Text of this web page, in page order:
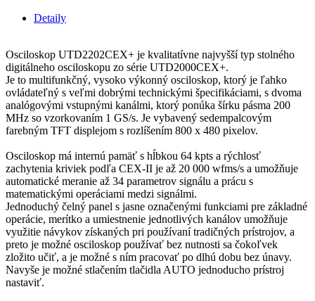
Detaily
Osciloskop UTD2202CEX+ je kvalitatívne najvyšší typ stolného
digitálneho osciloskopu zo série UTD2000CEX+.
Je to multifunkčný, vysoko výkonný osciloskop, ktorý je ľahko
ovládateľný s veľmi dobrými technickými špecifikáciami, s dvoma
analógovými vstupnými kanálmi, ktorý ponúka šírku pásma 200
MHz so vzorkovaním 1 GS/s. Je vybavený sedempalcovým
farebným TFT displejom s rozlíšením 800 x 480 pixelov.
Osciloskop má internú pamäť s hĺbkou 64 kpts a rýchlosť
zachytenia kriviek podľa CEX-II je až 20 000 wfms/s a umožňuje
automatické meranie až 34 parametrov signálu a prácu s
matematickými operáciami medzi signálmi.
Jednoduchý čelný panel s jasne označenými funkciami pre základné
operácie, merítko a umiestnenie jednotlivých kanálov umožňuje
využitie návykov získaných pri používaní tradičných prístrojov, a
preto je možné osciloskop používať bez nutnosti sa čokoľvek
zložito učiť, a je možné s ním pracovať po dlhú dobu bez únavy.
Navyše je možné stlačením tlačidla AUTO jednoducho prístroj
nastaviť.